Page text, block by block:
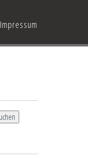
Impressum